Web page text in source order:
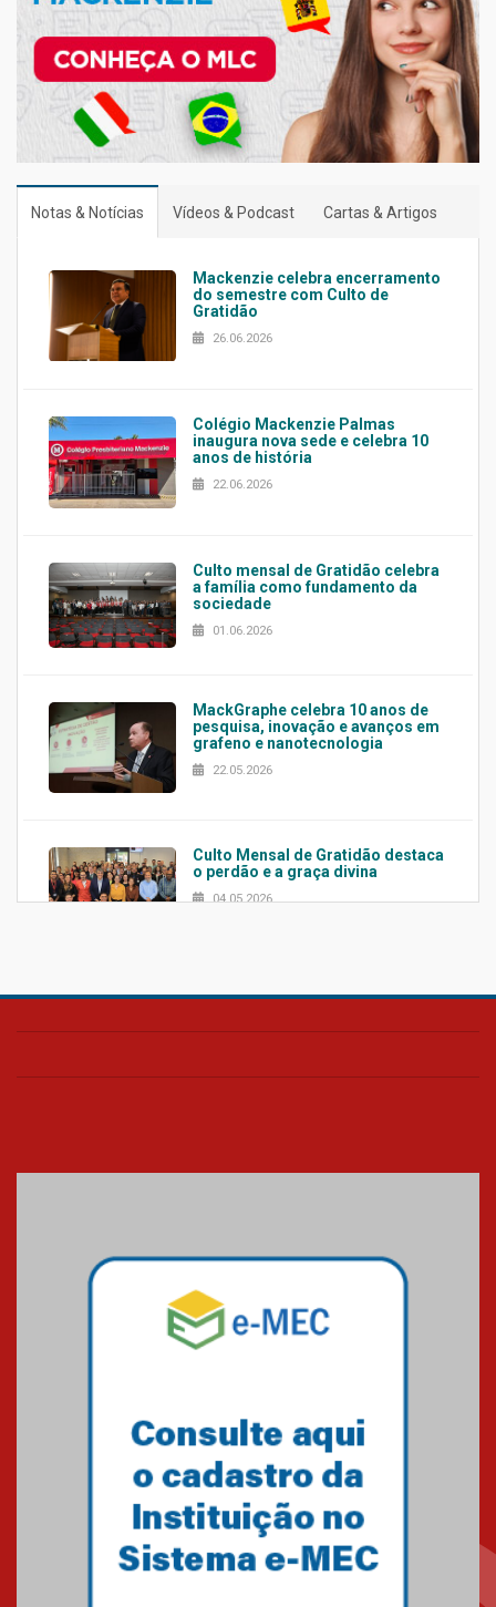
Notas & Notícias Vídeos & Podcast Cartas & Artigos
Mackenzie celebra encerramento
do semestre com Culto de
Gratidão
26.06.2026
Colégio Mackenzie Palmas
inaugura nova sede e celebra 10
anos de história
22.06.2026
Culto mensal de Gratidão celebra
a família como fundamento da
sociedade
01.06.2026
MackGraphe celebra 10 anos de
pesquisa, inovação e avanços em
grafeno e nanotecnologia
22.05.2026
Culto Mensal de Gratidão destaca
o perdão e a graça divina
04.05.2026
Confira como foi o culto mensal
Mackenzie mobiliza campanha
solidária para apoiar famílias em
Minas Gerais
Primeiro culto do ano ressalta o
27.02.2026